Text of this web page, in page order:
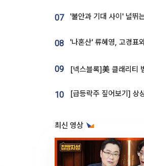
07
08
09
10
최신 영상